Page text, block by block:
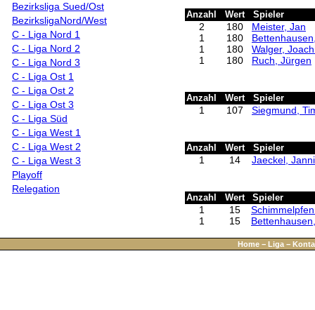
Bezirksliga Sued/Ost
BezirksligaNord/West
C - Liga Nord 1
C - Liga Nord 2
C - Liga Nord 3
C - Liga Ost 1
C - Liga Ost 2
C - Liga Ost 3
C - Liga Süd
C - Liga West 1
C - Liga West 2
C - Liga West 3
Playoff
Relegation
Anzahl Wert Spieler
2 180
Meister, Jan
1
180
1
180
Walger,
1
180 Ruch, Jürgen
Anzahl Wert Spieler
1 107 Siegmund,
Anzahl Wert Spieler
1 14 Jaeckel,
Anzahl Wert Spieler
1 15
1
15
Home − Liga −